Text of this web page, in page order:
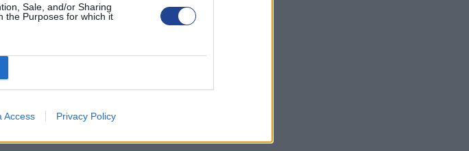
Sale, and/or Sharing
the Purposes for which it
Access Privacy Policy